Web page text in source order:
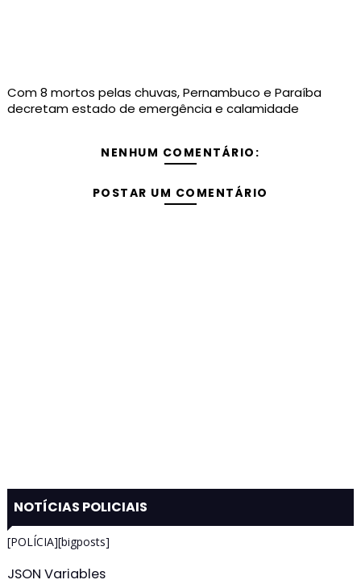
Com 8 mortos pelas chuvas, Pernambuco e Paraíba
decretam estado de emergência e calamidade
NENHUM COMENTÁRIO:
POSTAR UM COMENTÁRIO
NOTÍCIAS POLICIAIS
[POLÍCIA][bigposts]
JSON Variables